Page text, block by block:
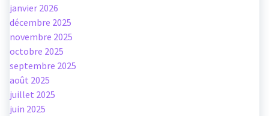
janvier 2026
décembre 2025
novembre 2025
octobre 2025
septembre 2025
août 2025
juillet 2025
juin 2025